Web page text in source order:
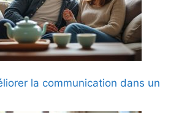
la communication dans un